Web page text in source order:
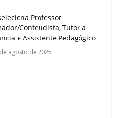
Professor
Conteudista, Tutor a
e Assistente Pedagógico
agosto de 2025